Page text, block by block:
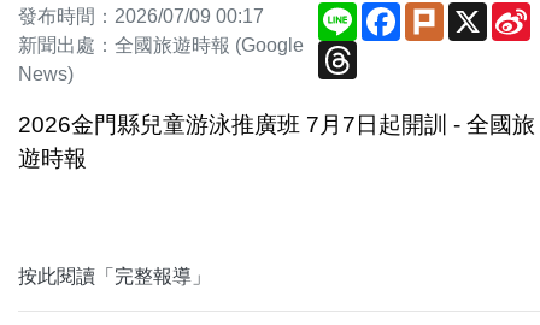
發布時間：2026/07/09 00:17
新聞出處：全國旅遊時報 (Google
News)
Line Facebook
Plurk X
2026金門縣兒童游泳推廣班 7月7日起開訓 - 全國旅
遊時報
按此閱讀「完整報導」